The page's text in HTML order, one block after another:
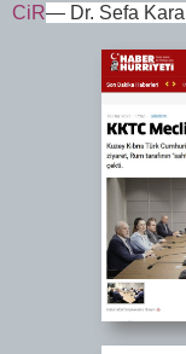
CiR— Dr. Sefa